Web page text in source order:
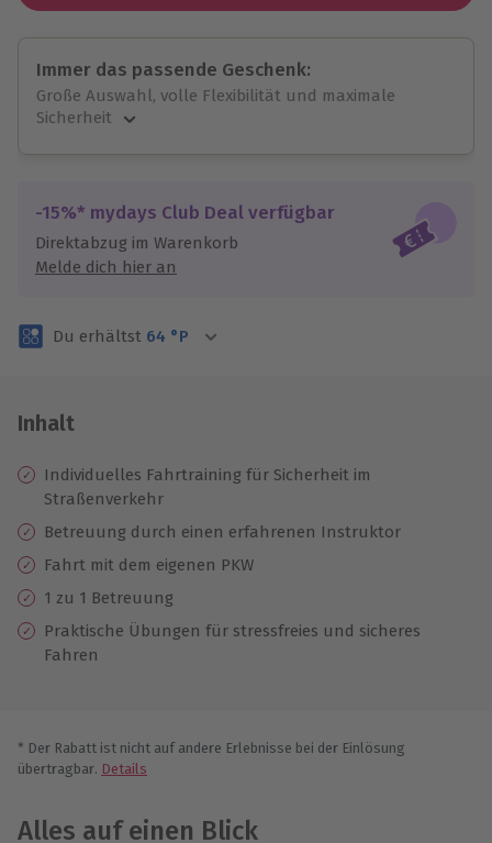
Immer das passende Geschenk:
Große Auswahl, volle Flexibilität und maximale
Sicherheit
Jeder Gutschein für alle Erlebnisse einlösbar.
Maximale Sicherheit
3 Jahre gültig & verlängerbar.
-15%* mydays Club Deal verfügbar
Direktabzug im Warenkorb
Melde dich hier an
Du erhältst 64 °P
Inhalt
Individuelles Fahrtraining für Sicherheit im
Straßenverkehr
Betreuung durch einen erfahrenen Instruktor
Fahrt mit dem eigenen PKW
1 zu 1 Betreuung
Praktische Übungen für stressfreies und sicheres
Fahren
* Der Rabatt ist nicht auf andere Erlebnisse bei der Einlösung
übertragbar. Details
Alles auf einen Blick